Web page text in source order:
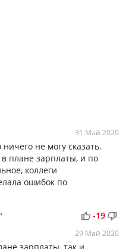
31 Май 2020
не могу сказать.
плане зарплаты, и по
коллеги
ошибок по
thumb_up thumb_down
-19
29 Май 2020